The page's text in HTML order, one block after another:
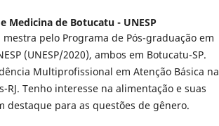
Medicina de Botucatu - UNESP
pelo Programa de Pós-graduação em
(UNESP/2020), ambos em Botucatu-SP.
Multiprofissional em Atenção Básica na
RJ. Tenho interesse na alimentação e suas
destaque para as questões de gênero.